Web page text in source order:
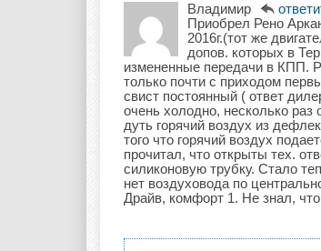
Владимир
Приобрел Рено
2016г.(тот же
допов. которых в
измененные передачи в КПП.
только почти с приходом
свист постоянный ( ответ
очень холодно, несколько
дуть горячий воздух из
того что горячий воздух
прочитал, что открыты тех.
силиконовую трубку. Стало
нет воздуховода по
Драйв, комфорт 1. Не знал,